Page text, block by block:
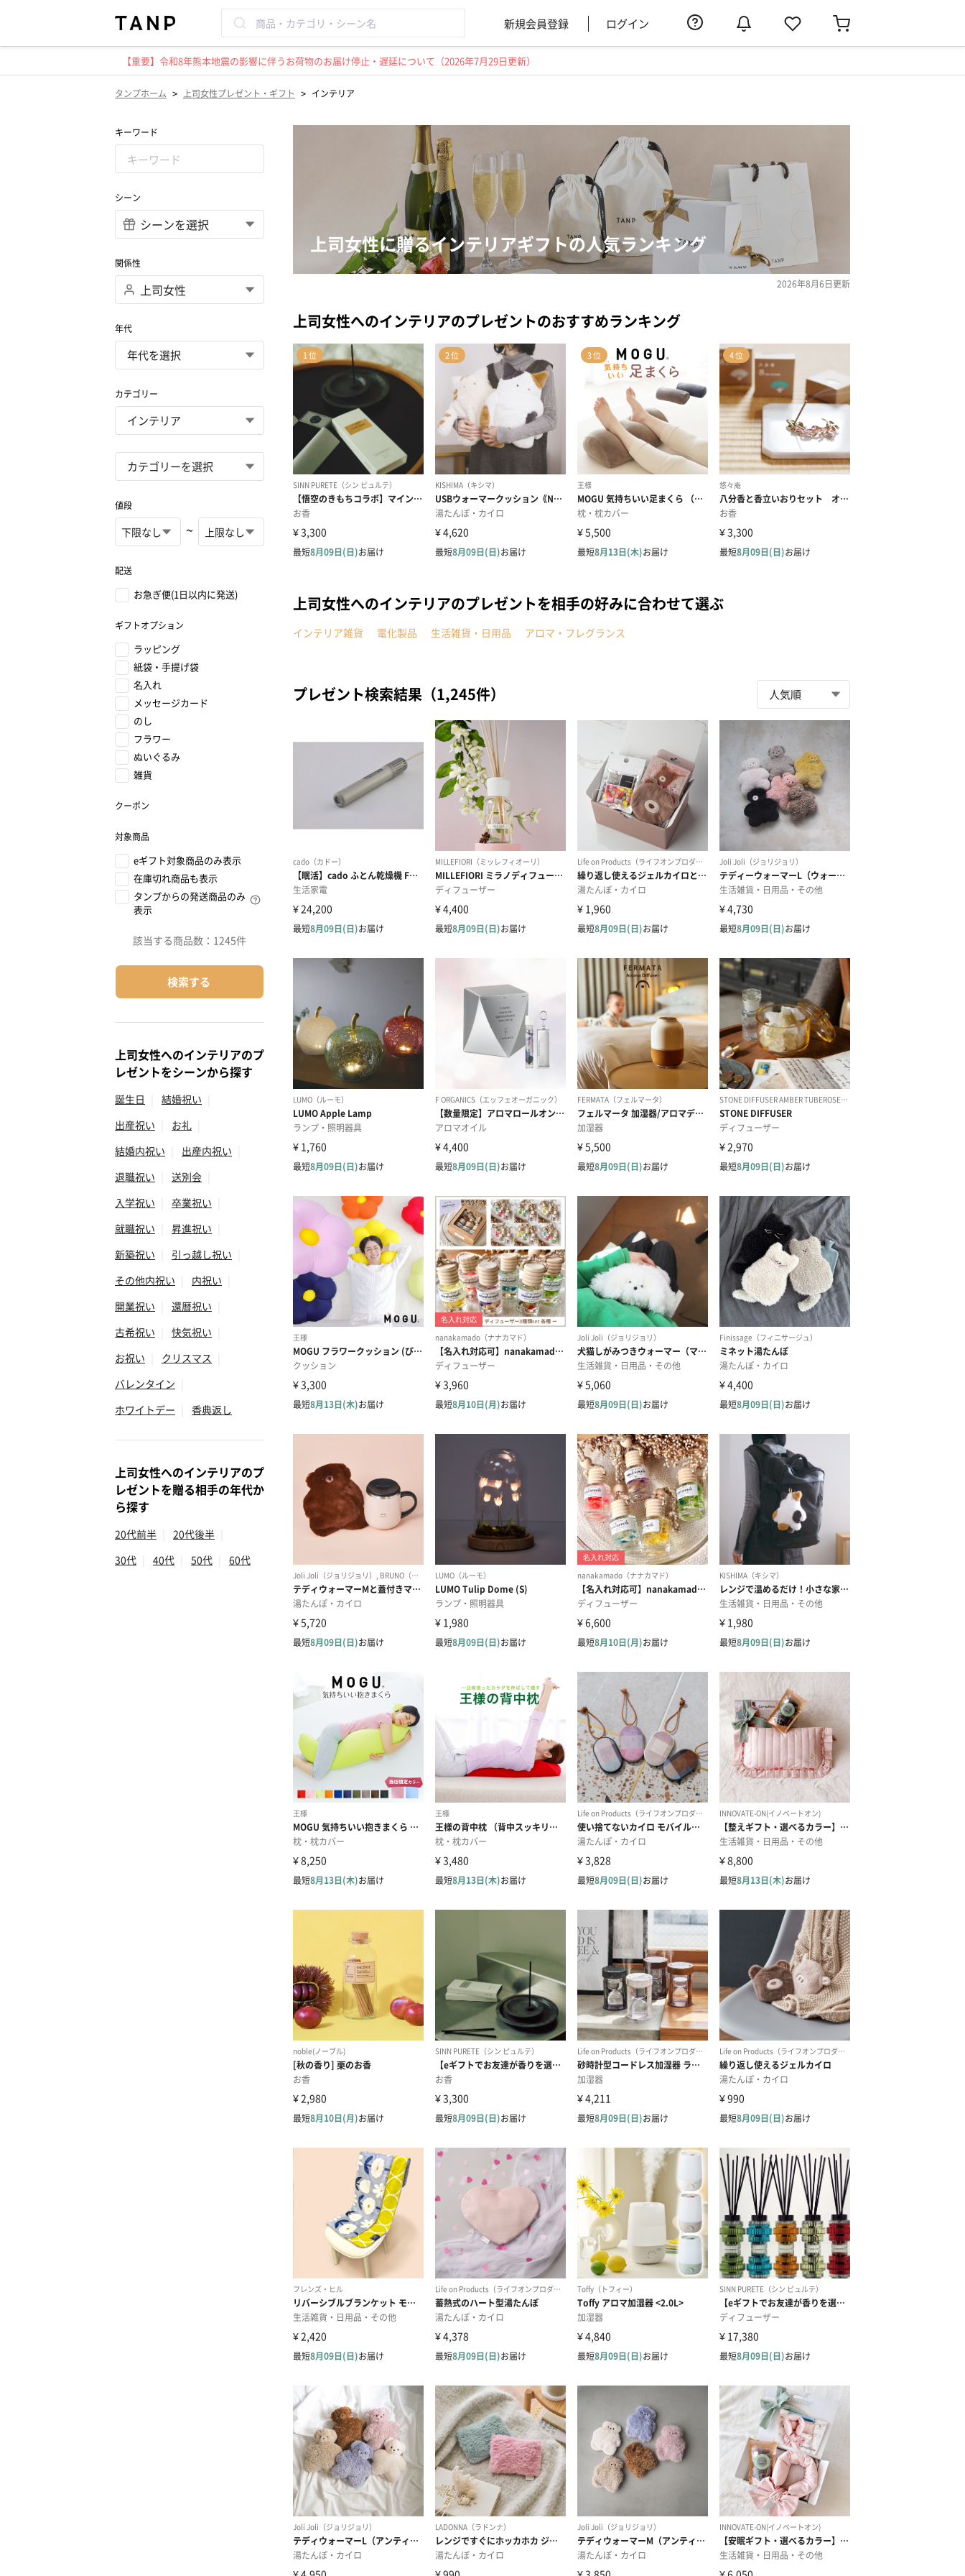
新規会員登録 ログイン
【重要】令和8年熊本地震の影響に伴うお荷物のお届け停止・遅延について（2026年7月29日更新）
タンプホーム > 上司女性プレゼント・ギフト > インテリア
キーワード
シーン
関係性
年代
カテゴリー
値段
~
配送
お急ぎ便(1日以内に発送)
ギフトオプション
ラッピング
紙袋・手提げ袋
名入れ
メッセージカード
のし
フラワー
ぬいぐるみ
雑貨
クーポン
対象商品
eギフト対象商品のみ表示
在庫切れ商品も表示
タンプからの発送商品のみ
表示
該当する商品数： 1245件
検索する
上司女性へのインテリアのプ
レゼントをシーンから探す
誕生日 結婚祝い
出産祝い
お礼
結婚内祝い
出産内祝い
退職祝い
送別会
入学祝い
卒業祝い
就職祝い
昇進祝い
新築祝い
引っ越し祝い
その他内祝い
内祝い
開業祝い
還暦祝い
古希祝い
快気祝い
お祝い
クリスマス
バレンタイン
ホワイトデー
香典返し
上司女性へのインテリアのプ
レゼントを贈る相手の年代か
ら探す
20代前半 20代後半
30代
40代 50代 60代
上司女性に贈るインテリアギフトの人気ランキング
2026年8月6日更新
上司女性へのインテリアのプレゼントのおすすめランキング
上司女性へのインテリアのプレゼントを相手の好みに合わせて選ぶ
インテリア雑貨 電化製品 生活雑貨・日用品 アロマ・フレグランス
プレゼント検索結果（1,245件）